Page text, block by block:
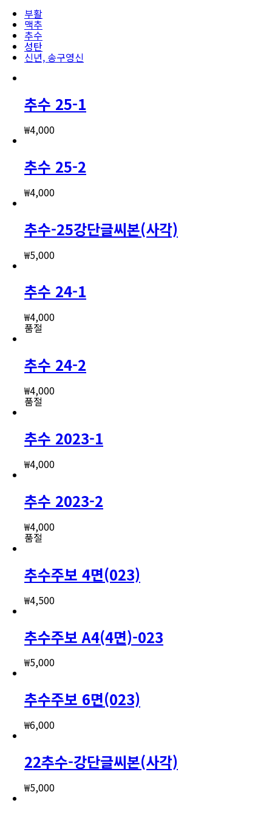
부활
맥추
추수
성탄
신년, 송구영신
추수 25-1
₩4,000
추수 25-2
₩4,000
추수-25강단글씨본(사각)
₩5,000
추수 24-1
₩4,000
품절
추수 24-2
₩4,000
품절
추수 2023-1
₩4,000
추수 2023-2
₩4,000
품절
추수주보 4면(023)
₩4,500
추수주보 A4(4면)-023
₩5,000
추수주보 6면(023)
₩6,000
22추수-강단글씨본(사각)
₩5,000